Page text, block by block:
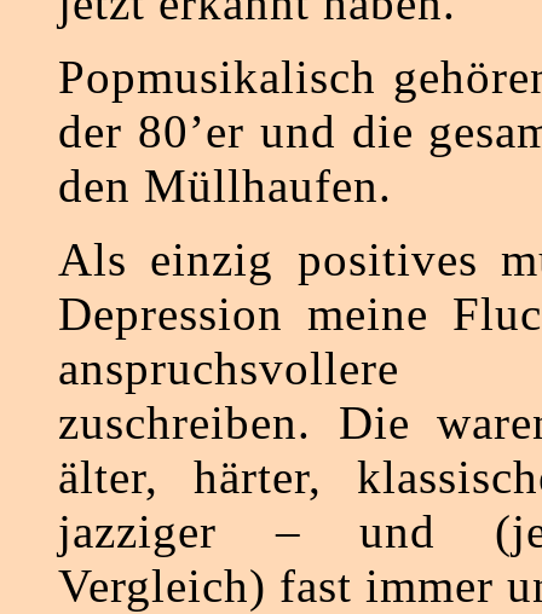
Popmusikalisch
der 80’er und die
den Müllhaufen.
Als einzig positives
Depression meine
zuschreiben. Die
älter, härter,
jazziger – und
Vergleich) fast immer